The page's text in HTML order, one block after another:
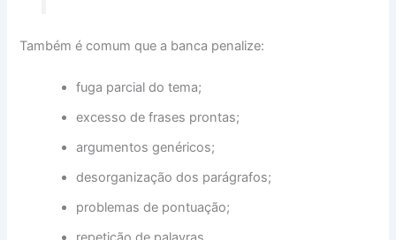
Também é comum que a banca penalize:
fuga parcial do tema;
excesso de frases prontas;
argumentos genéricos;
desorganização dos parágrafos;
problemas de pontuação;